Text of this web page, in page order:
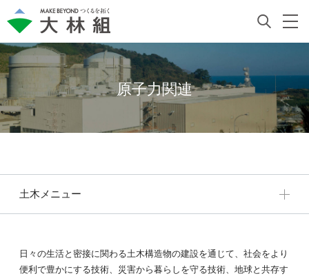
原子力関連
土木メニュー
日々の生活と密接に関わる土木構造物の建設を通じて、社会をより
便利で豊かにする技術、災害から暮らしを守る技術、地球と共存す